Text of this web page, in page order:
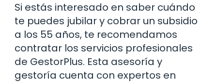
Si estás interesado en saber cuándo
te puedes jubilar y cobrar un subsidio
a los 55 años, te recomendamos
contratar los servicios profesionales
de GestorPlus. Esta asesoría y
gestoría cuenta con expertos en